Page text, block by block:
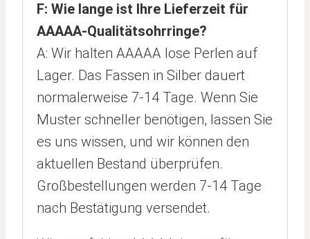
F: Wie lange ist Ihre Lieferzeit für
AAAAA-Qualitätsohrringe?
A: Wir halten AAAAA lose Perlen auf
Lager. Das Fassen in Silber dauert
normalerweise 7-14 Tage. Wenn Sie
Muster schneller benötigen, lassen Sie
es uns wissen, und wir können den
aktuellen Bestand überprüfen.
Großbestellungen werden 7-14 Tage
nach Bestätigung versendet.